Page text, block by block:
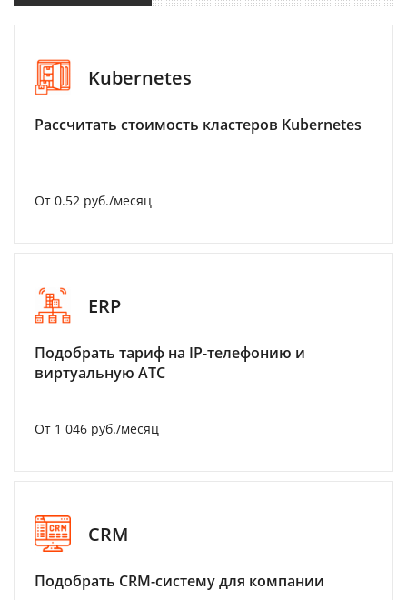
Kubernetes
Рассчитать стоимость кластеров Kubernetes
От 0.52 руб./месяц
ERP
Подобрать тариф на IP-телефонию и
виртуальную АТС
От 1 046 руб./месяц
CRM
Подобрать CRM-систему для компании